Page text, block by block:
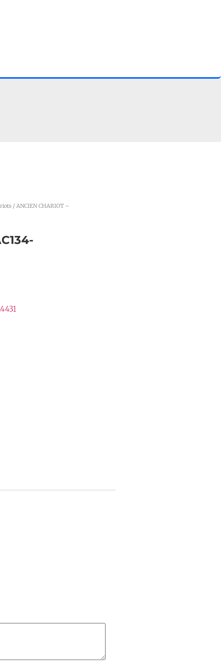
/ ANCIEN CHARIOT –